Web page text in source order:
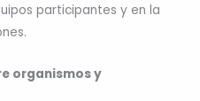
participantes y en la
organismos y